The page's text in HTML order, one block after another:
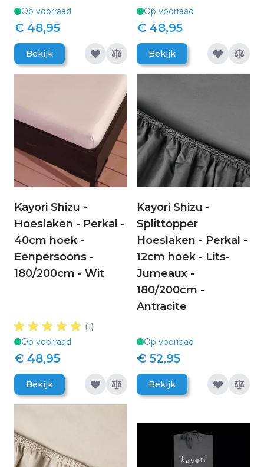
Op voorraad
€ 48,95
Bekijk
Op voorraad
€ 48,95
Bekijk
Kayori Shizu -
Hoeslaken - Perkal -
40cm hoek -
Eenpersoons -
180/200cm - Wit
(1)
Op voorraad
€ 48,95
Bekijk
Kayori Shizu -
Splittopper
Hoeslaken - Perkal -
12cm hoek - Lits-
Jumeaux -
180/200cm -
Antracite
Op voorraad
€ 52,95
Bekijk